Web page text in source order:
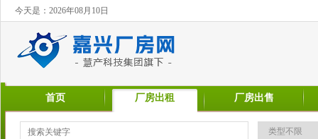
今天是：2026年08月10日
首页 厂房出租 厂房出售